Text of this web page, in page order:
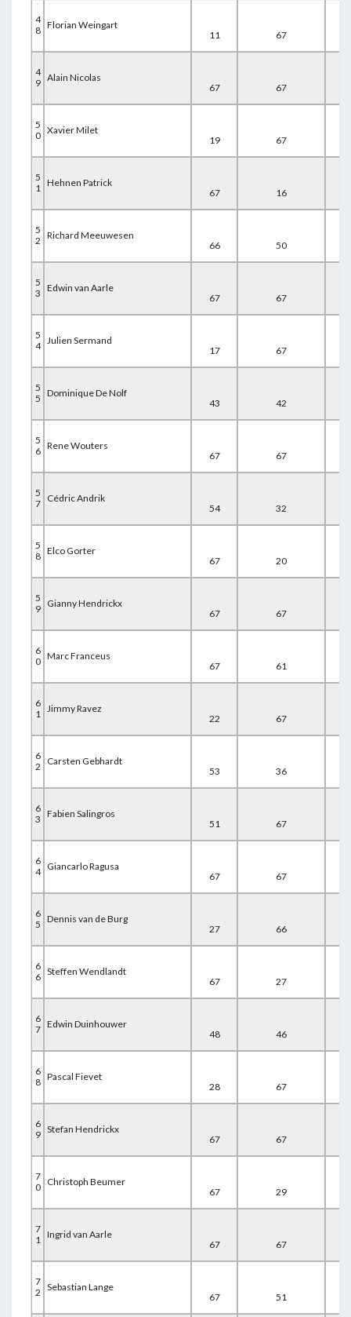
4
8 Florian Weingart
11
67
4
9 Alain Nicolas
67
67
5
0 Xavier Milet
19
67
5
1 Hehnen Patrick
67
16
5
2
Richard Meeuwesen
66
50
5
3
Edwin van Aarle
67
67
5
4 Julien Sermand
17
67
5
5
Dominique De Nolf
43
42
5
6 Rene Wouters
67
67
5
7
Cédric Andrik
54
32
5
8 Elco Gorter
67
20
5
9
Gianny Hendrickx
67
67
6
0 Marc Franceus
67
61
6
1 Jimmy Ravez
22
67
6
2
Carsten Gebhardt
53
36
6
3
Fabien Salingros
51
67
6
4
Giancarlo Ragusa
67
67
6
5
Dennis van de Burg
27
66
6
6 Steffen Wendlandt
67
27
6
7 Edwin Duinhouwer
48
46
6
8 Pascal Fievet
28
67
6
9 Stefan Hendrickx
67
67
7
0
Christoph Beumer
67
29
7
1 Ingrid van Aarle
67
67
7
2
Sebastian Lange
67
51